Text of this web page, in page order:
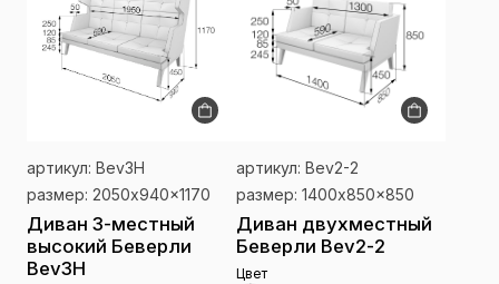
артикул: Bev3H
размер: 2050x940x1170
Диван 3-местный
высокий Беверли
Bev3H
артикул: Bev2-2
размер: 1400x850x850
Диван двухместный
Беверли Bev2-2
Цвет